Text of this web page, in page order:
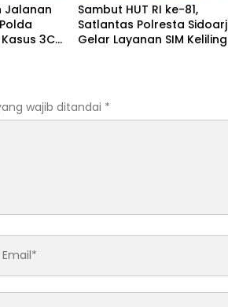
Jalanan
3C
Sambut HUT RI ke-81,
Satlantas Polresta
Gelar Layanan SIM
wajib ditandai *